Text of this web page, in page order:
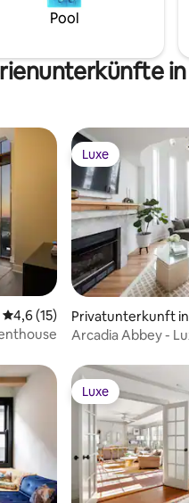
Pool
Durchschnittliche
4,6 (15)
Luxe
Luxe
Privatunterkunft
Arcadia Abbey -
Luxe
Luxe